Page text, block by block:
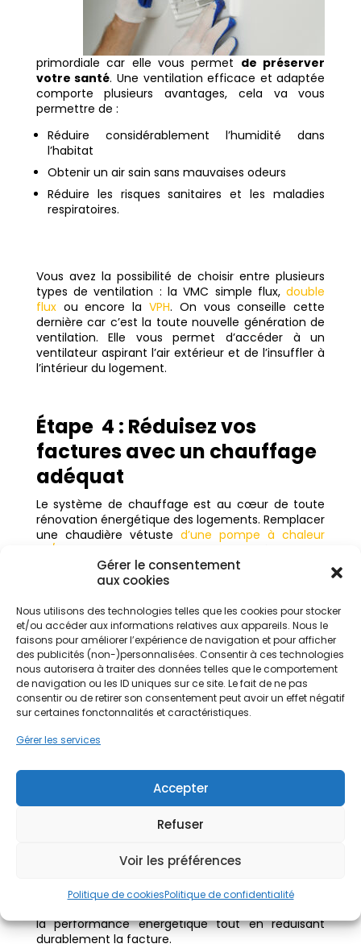
Gérer le consentement
aux cookies
Nous utilisons des technologies telles que les cookies pour stocker
et/ou accéder aux informations relatives aux appareils. Nous le
faisons pour améliorer l’expérience de navigation et pour afficher
des publicités (non-)personnalisées. Consentir à ces technologies
nous autorisera à traiter des données telles que le comportement
de navigation ou les ID uniques sur ce site. Le fait de ne pas
consentir ou de retirer son consentement peut avoir un effet négatif
sur certaines fonctonnalités et caractéristiques.
Gérer les services
Accepter
Refuser
Voir les préférences
Politique de cookiesPolitique de confidentialité
primordiale car elle vous permet de préserver
votre santé. Une ventilation efficace et adaptée
comporte plusieurs avantages, cela va vous
permettre de :
Réduire considérablement l’humidité dans
l’habitat
Obtenir un air sain sans mauvaises odeurs
Réduire les risques sanitaires et les maladies
respiratoires.
Vous avez la possibilité de choisir entre plusieurs
types de ventilation : la VMC simple flux,double
fluxou encore la VPH. On vous conseille cette
dernière car c’est la toute nouvelle génération de
ventilation. Elle vous permet d’accéder à un
ventilateur aspirant l’air extérieur et de l’insuffler à
l’intérieur du logement.
Étape 4 : Réduisez vos
factures avec un chauffage
adéquat
Le système de chauffage est au cœur de toute
rénovation énergétique des logements. Remplacer
une chaudière vétuste d’une pompe à chaleur
air/eau
factures mais aussi de bénéficier d’un mode de
chauffage écologique et durable.
De plus, en réalisant des travaux d’ampleur
comme l’installation d’une pompe à chaleur, vous
pouvez bénéficier les aides financières : prime
énergie, éco-prêt, TVA à taux réduit, ou encore
des aides publiques à la rénovation énergétique.
Ces dispositifs facilitent le financement et
encouragent tous les propriétaires à entreprendre
des travaux de rénovation
Les points forts sur le
rénovation énergétique
de votre logement
Chaque projet de rénovation énergétique est
consommation énergétique du logement. En plus,
Les travaux engagés contribuent à une rénovation
la performance énergétique tout en réduisant
durablement la facture.